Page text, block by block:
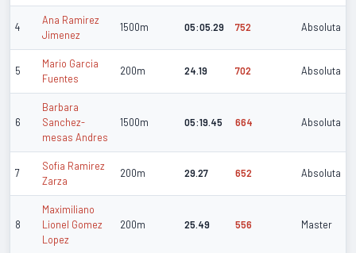
4
Ana Ramirez
Jimenez
1500m 05:05.29 752 Absoluta
5
Mario Garcia
Fuentes
200m 24.19 702 Absoluta
6
Barbara
Sanchez-
mesas Andres
1500m 05:19.45 664 Absoluta
7
Sofia Ramirez
Zarza
200m 29.27 652 Absoluta
8
Maximiliano
Lionel Gomez
Lopez
200m 25.49 556 Master